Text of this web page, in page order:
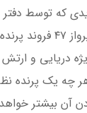
منتشر شده، هزینه
دریایی و
چه یک پرنده
آن بیشتر